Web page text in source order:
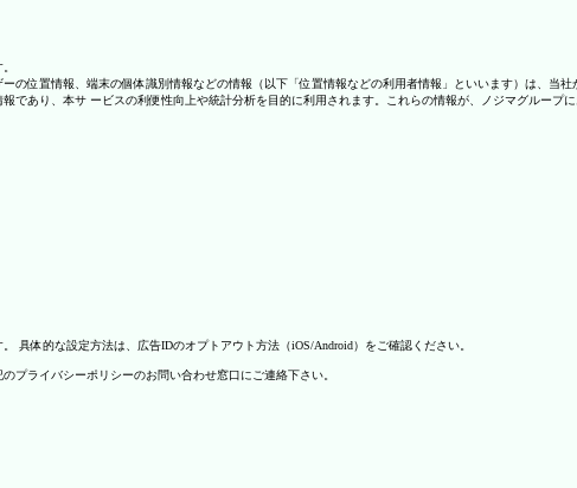
位置情報、端末の個体識別情報などの情報（以下「位置情報などの利用者情報」といいます）は、当
あり、本サ ービスの利便性向上や統計分析を目的に利用されます。これらの情報が、ノジマグループ
具体的な設定方法は、広告IDのオプトアウト方法（iOS/Android）をご確認ください。
プライバシーポリシーのお問い合わせ窓口にご連絡下さい。